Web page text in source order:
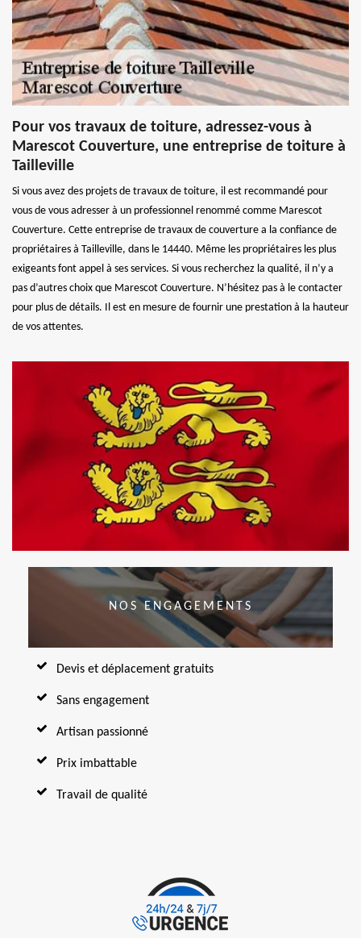
Pour vos travaux de toiture, adressez-vous à
Marescot Couverture, une entreprise de toiture à
Tailleville
Si vous avez des projets de travaux de toiture, il est recommandé pour
vous de vous adresser à un professionnel renommé comme Marescot
Couverture. Cette entreprise de travaux de couverture a la confiance de
propriétaires à Tailleville, dans le 14440. Même les propriétaires les plus
exigeants font appel à ses services. Si vous recherchez la qualité, il n’y a
pas d’autres choix que Marescot Couverture. N’hésitez pas à le contacter
pour plus de détails. Il est en mesure de fournir une prestation à la hauteur
de vos attentes.
NOS ENGAGEMENTS
Devis et déplacement gratuits
Sans engagement
Artisan passionné
Prix imbattable
Travail de qualité